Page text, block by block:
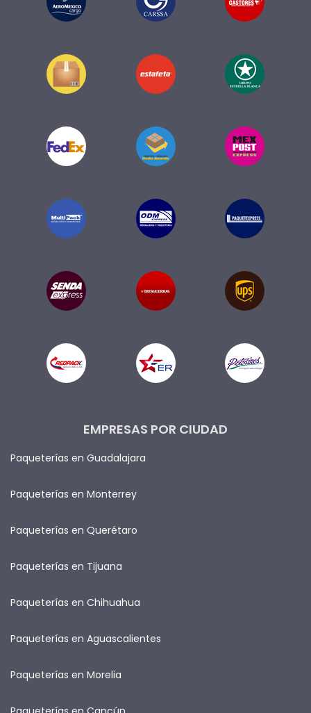
EMPRESAS POR CIUDAD
Paqueterías en Guadalajara
Paqueterías en Monterrey
Paqueterías en Querétaro
Paqueterías en Tijuana
Paqueterías en Chihuahua
Paqueterías en Aguascalientes
Paqueterías en Morelia